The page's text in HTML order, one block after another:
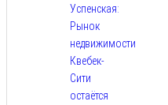
Успенская:
Рынок
недвижимости
Квебек-
Сити
остаётся